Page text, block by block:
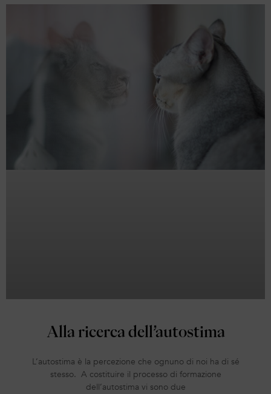
Alla ricerca dell’autostima
L’autostima è la percezione che ognuno di noi ha di sé
stesso. A costituire il processo di formazione
dell’autostima vi sono due